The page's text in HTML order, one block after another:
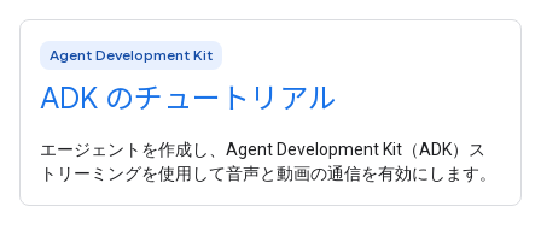
Agent Development Kit
ADK のチュートリアル
エージェントを作成し、Agent Development Kit（ADK）ス
トリーミングを使用して音声と動画の通信を有効にします。